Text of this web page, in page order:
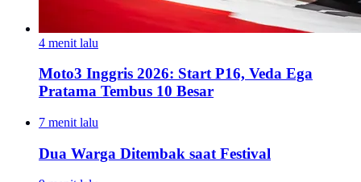
4 menit lalu
Moto3 Inggris 2026: Start P16, Veda Ega
Pratama Tembus 10 Besar
7 menit lalu
Dua Warga Ditembak saat Festival